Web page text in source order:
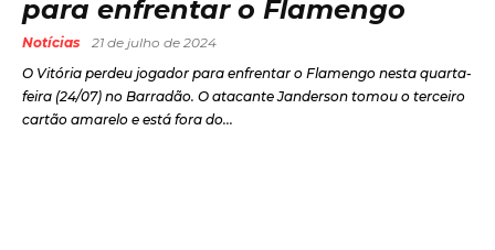
para enfrentar o Flamengo
Notícias
21 de julho de 2024
O Vitória perdeu jogador para enfrentar o Flamengo nesta quarta-
feira (24/07) no Barradão. O atacante Janderson tomou o terceiro
cartão amarelo e está fora do...